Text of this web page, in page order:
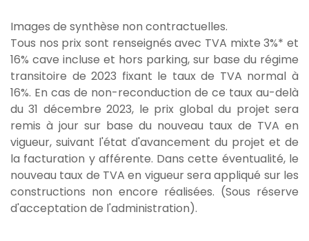
Images de synthèse non contractuelles.
Tous nos prix sont renseignés avec TVA mixte 3%* et
16% cave incluse et hors parking, sur base du régime
transitoire de 2023 fixant le taux de TVA normal à
16%. En cas de non-reconduction de ce taux au-delà
du 31 décembre 2023, le prix global du projet sera
remis à jour sur base du nouveau taux de TVA en
vigueur, suivant l'état d'avancement du projet et de
la facturation y afférente. Dans cette éventualité, le
nouveau taux de TVA en vigueur sera appliqué sur les
constructions non encore réalisées. (Sous réserve
d'acceptation de l'administration).